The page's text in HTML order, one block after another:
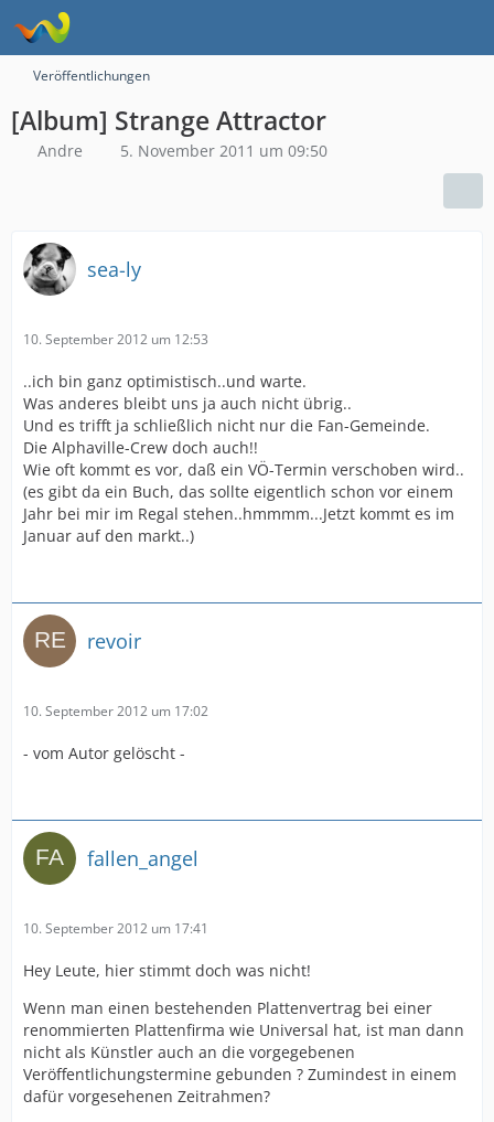
Veröffentlichungen
[Album] Strange Attractor
Andre 5. November 2011 um 09:50
sea-ly
10. September 2012 um 12:53
..ich bin ganz optimistisch..und warte.
Was anderes bleibt uns ja auch nicht übrig..
Und es trifft ja schließlich nicht nur die Fan-Gemeinde.
Die Alphaville-Crew doch auch!!
Wie oft kommt es vor, daß ein VÖ-Termin verschoben wird..
(es gibt da ein Buch, das sollte eigentlich schon vor einem
Jahr bei mir im Regal stehen..hmmmm...Jetzt kommt es im
Januar auf den markt..)
revoir
10. September 2012 um 17:02
- vom Autor gelöscht -
fallen_angel
10. September 2012 um 17:41
Hey Leute, hier stimmt doch was nicht!
Wenn man einen bestehenden Plattenvertrag bei einer
renommierten Plattenfirma wie Universal hat, ist man dann
nicht als Künstler auch an die vorgegebenen
Veröffentlichungstermine gebunden ? Zumindest in einem
dafür vorgesehenen Zeitrahmen?